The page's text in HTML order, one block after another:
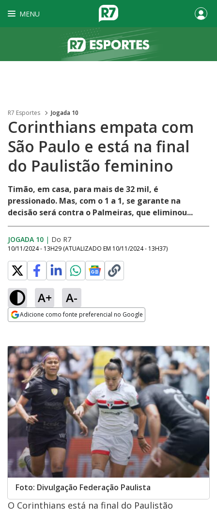
MENU
R7 Esportes Jogada 10
Corinthians empata com
São Paulo e está na final
do Paulistão feminino
Timão, em casa, para mais de 32 mil, é
pressionado. Mas, com o 1 a 1, se garante na
decisão será contra o Palmeiras, que eliminou...
JOGADA 10 | Do R7
10/11/2024 - 13H29 (ATUALIZADO EM 10/11/2024 - 13H37)
A+ A-
Adicione como fonte preferencial no Google
Foto: Divulgação Federação Paulista
O Corinthians está na final do Paulistão